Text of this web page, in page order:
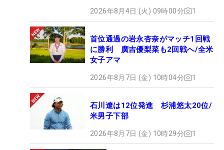
2026年8月4日 (火) 09時00分 1
首位通過の岩永杏奈がマッチ1回戦
に勝利 廣吉優梨菜も2回戦へ/全米
女子アマ
2026年8月7日 (金) 10時04分 1
石川遼は12位発進 杉浦悠太20位/
米男子下部
2026年8月7日 (金) 10時29分 1